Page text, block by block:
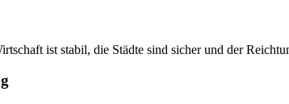
ist stabil, die Städte sind sicher und der